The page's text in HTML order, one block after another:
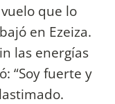
que lo
en Ezeiza.
las energías
“Soy fuerte y